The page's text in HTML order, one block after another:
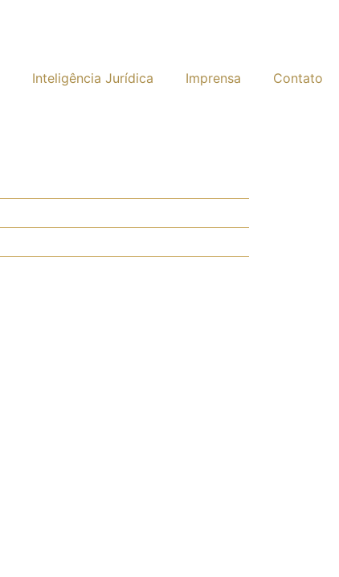
Inteligência Jurídica Imprensa Contato